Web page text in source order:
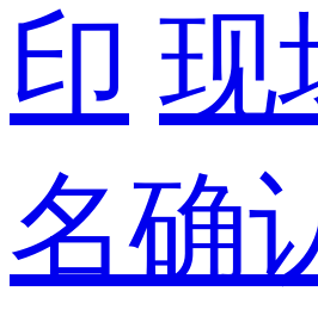
印 现
名确